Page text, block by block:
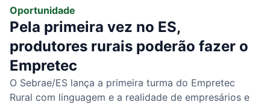
Oportunidade
Pela primeira vez no ES,
produtores rurais poderão fazer o
Empretec
O Sebrae/ES lança a primeira turma do Empretec
Rural com linguagem e a realidade de empresários e